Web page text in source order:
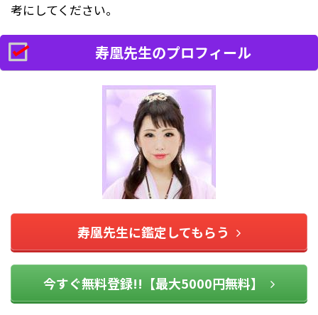
考にしてください。
寿凰先生のプロフィール
寿凰先生に鑑定してもらう
今すぐ無料登録!!【最大5000円無料】